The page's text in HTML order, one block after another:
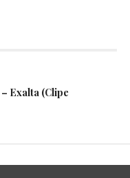
Exalta (Clipe